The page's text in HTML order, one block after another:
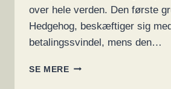
over hele verden. Den første
Hedgehog, beskæftiger sig
betalingssvindel, mens den…
SE MEREBEC-